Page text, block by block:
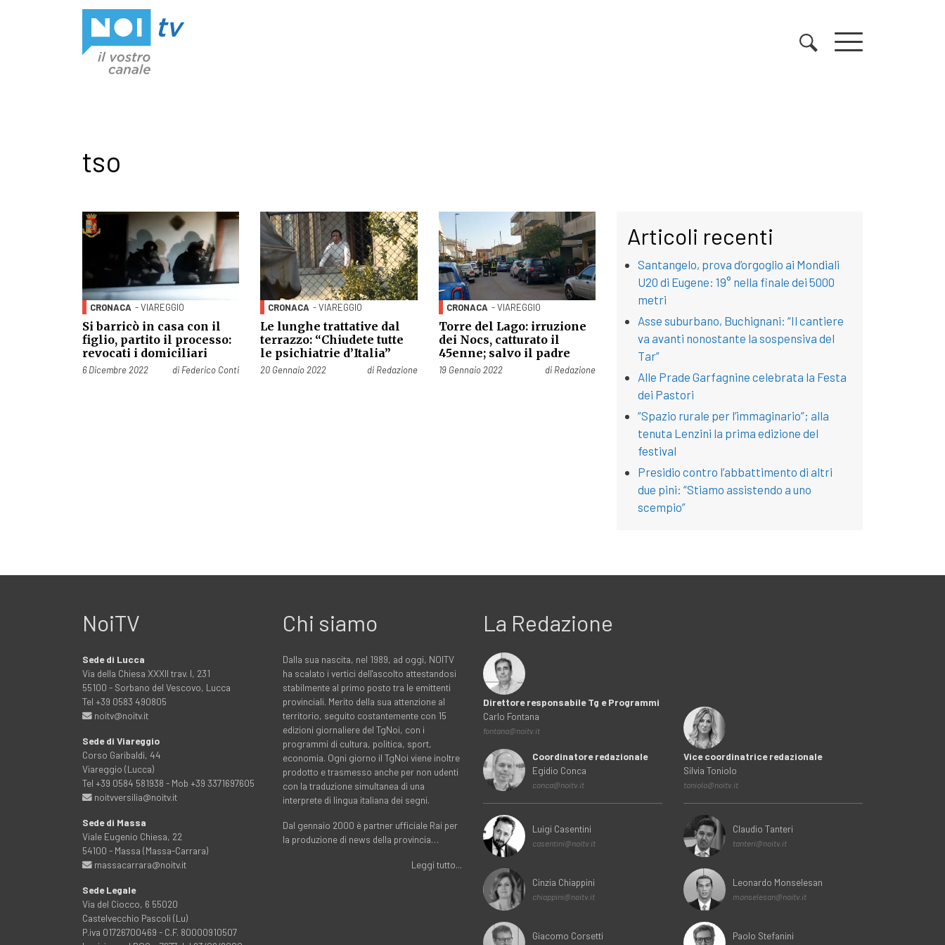
tso
CRONACA - VIAREGGIO
Si barricò in casa con il
figlio, partito il processo:
revocati i domiciliari
Pubblicato il
6 Dicembre 2022 di Federico Conti
CRONACA - VIAREGGIO
Le lunghe trattative dal
terrazzo: “Chiudete tutte
le psichiatrie d’Italia”
Pubblicato il
20 Gennaio 2022 di Redazione
CRONACA - VIAREGGIO
Torre del Lago: irruzione
dei Nocs, catturato il
45enne; salvo il padre
Pubblicato il
19 Gennaio 2022 di Redazione
Articoli recenti
Santangelo, prova d’orgoglio ai Mondiali
U20 di Eugene: 19° nella finale dei 5000
metri
Asse suburbano, Buchignani: “Il cantiere
va avanti nonostante la sospensiva del
Tar”
Alle Prade Garfagnine celebrata la Festa
dei Pastori
“Spazio rurale per l’immaginario”; alla
tenuta Lenzini la prima edizione del
festival
Presidio contro l’abbattimento di altri
due pini: “Stiamo assistendo a uno
scempio”
NoiTV
Sede di Lucca
Via della Chiesa XXXII trav. I, 231
55100 - Sorbano del Vescovo, Lucca
Tel +39 0583 490805
noitv@noitv.it
Sede di Viareggio
Corso Garibaldi, 44
Viareggio (Lucca)
Tel +39 0584 581938 - Mob +39 3371697605
noitvversilia@noitv.it
Sede di Massa
Viale Eugenio Chiesa, 22
54100 - Massa (Massa-Carrara)
massacarrara@noitv.it
Sede Legale
Via del Ciocco, 6 55020
Castelvecchio Pascoli (Lu)
P.iva 01726700469 - C.F. 80000910507
Chi siamo
Dalla sua nascita, nel 1989, ad oggi, NOITV
ha scalato i vertici dell'ascolto attestandosi
stabilmente al primo posto tra le emittenti
provinciali. Merito della sua attenzione al
territorio, seguito costantemente con 15
edizioni giornaliere del TgNoi, con i
programmi di cultura, politica, sport,
economia. Ogni giorno il TgNoi viene inoltre
prodotto e trasmesso anche per non udenti
con la traduzione simultanea di una
interprete di lingua italiana dei segni.
Dal gennaio 2000 è partner ufficiale Rai per
la produzione di news della provincia…
Leggi tutto...
La Redazione
Direttore responsabile Tg e Programmi
Carlo Fontana
fontana@noitv.it
Coordinatore redazionale
Egidio Conca
conca@noitv.it
Luigi Casentini
casentini@noitv.it
Cinzia Chiappini
chiappini@noitv.it
Giacomo Corsetti
Vice coordinatrice redazionale
Silvia Toniolo
toniolo@noitv.it
Claudio Tanteri
tanteri@noitv.it
Leonardo Monselesan
monselesan@noitv.it
Paolo Stefanini